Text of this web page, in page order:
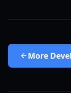
More